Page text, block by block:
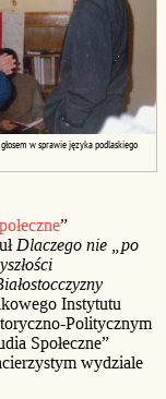
w sprawie języka podlaskiego
”
Dlaczego nie „po
Instytutu
Politycznym
Społeczne”
wydziale